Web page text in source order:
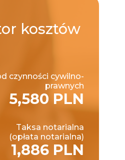
kosztów
czynności cywilno-
prawnych
5,580 PLN
Taksa notarialna
(opłata notarialna)
1,886 PLN